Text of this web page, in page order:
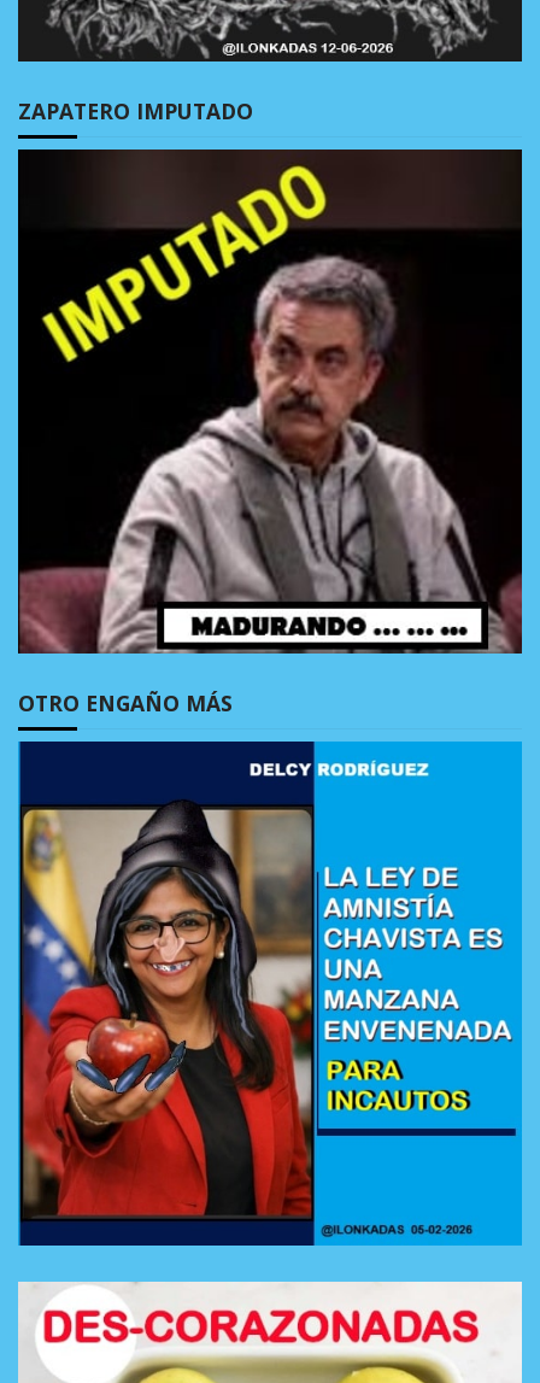
ZAPATERO IMPUTADO
OTRO ENGAÑO MÁS